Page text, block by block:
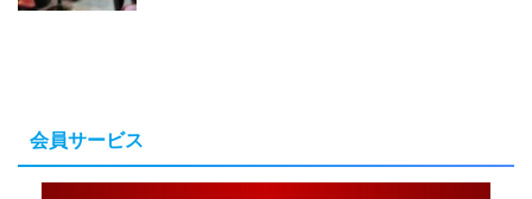
会員サービス